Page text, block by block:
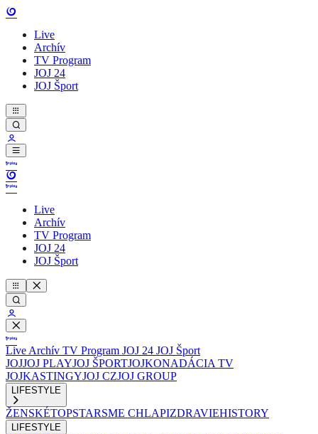
Live
Archív
TV Program
JOJ 24
JOJ Šport
Live
Archív
TV Program
JOJ 24
JOJ Šport
Live Archív TV Program JOJ 24 JOJ Šport
JOJJOJ PLAYJOJ ŠPORTJOJKONADÁCIA TV
JOJKASTINGYJOJ CZJOJ GROUP
LIFESTYLE
ŽENSKÉTOPSTARSME CHLAPIZDRAVIEHISTORY
LIFESTYLE